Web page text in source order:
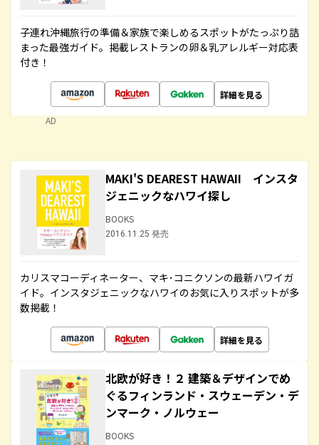
子連れ沖縄旅行の準備＆家族で楽しめるスポットがたっぷり詰
まった最強ガイド。掲載レストランの卵＆乳アレルギー対応表
付き！
詳細を見る
AD
MAKI'S DEAREST HAWAII インスタ
ジェニックなハワイ探し
BOOKS
2016.11.25 発売
カリスマコーディネーター、マキ･コニクソンの最新ハワイガ
イド。インスタジェニックなハワイのお気に入りスポットが多
数掲載！
詳細を見る
北欧が好き！２ 建築＆デザインでめ
ぐるフィンランド・スウェーデン・デ
ンマーク・ノルウェー
BOOKS